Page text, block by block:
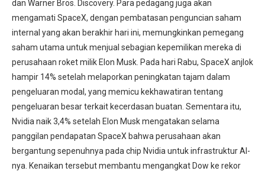
dan Warner Bros. Discovery. Para pedagang juga akan
mengamati SpaceX, dengan pembatasan penguncian saham
internal yang akan berakhir hari ini, memungkinkan pemegang
saham utama untuk menjual sebagian kepemilikan mereka di
perusahaan roket milik Elon Musk. Pada hari Rabu, SpaceX anjlok
hampir 14% setelah melaporkan peningkatan tajam dalam
pengeluaran modal, yang memicu kekhawatiran tentang
pengeluaran besar terkait kecerdasan buatan. Sementara itu,
Nvidia naik 3,4% setelah Elon Musk mengatakan selama
panggilan pendapatan SpaceX bahwa perusahaan akan
bergantung sepenuhnya pada chip Nvidia untuk infrastruktur AI-
nya. Kenaikan tersebut membantu mengangkat Dow ke rekor